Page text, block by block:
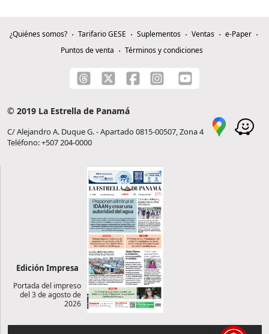
¿Quiénes somos? Tarifario GESE Suplementos Ventas
e-Paper
Puntos de venta
Términos y condiciones
© 2019 La Estrella de Panamá
C/ Alejandro A. Duque G. - Apartado 0815-00507, Zona 4
Teléfono: +507 204-0000
Edición Impresa
Portada del impreso
del 3 de agosto de
2026